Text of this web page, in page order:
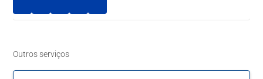
bursites, fasceíte plantar e artrose;
Outros serviços